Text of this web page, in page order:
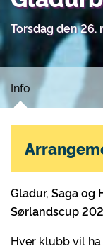
Torsdag den 26.
Info
Gladur, Saga
Sørlandscup
Hver klubb vil